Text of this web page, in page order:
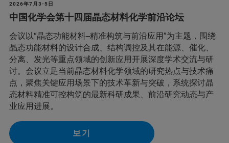
2026年7月3-5日
中国化学会第十四届晶态材料化学前沿论坛
会议以“晶态功能材料--精准构筑与前沿应用”为主题，围绕
晶态功能材料的设计合成、结构调控及其在能源、催化、
分离、发光等重点领域的创新应用开展深度学术交流与研
讨。会议立足当前晶态材料化学领域的研究热点与技术痛
点，聚焦关键应用场景下的技术革新与突破，系统探讨晶
态材料精准可控构筑的最新科研成果、前沿研究动态与产
业应用进展。
보기